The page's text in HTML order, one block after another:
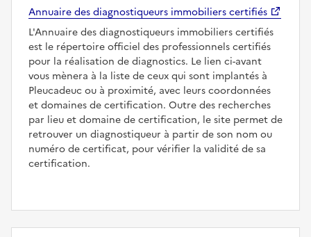
Annuaire des diagnostiqueurs immobiliers certifiés
L'Annuaire des diagnostiqueurs immobiliers certifiés
est le répertoire officiel des professionnels certifiés
pour la réalisation de diagnostics. Le lien ci-avant
vous mènera à la liste de ceux qui sont implantés à
Pleucadeuc ou à proximité, avec leurs coordonnées
et domaines de certification. Outre des recherches
par lieu et domaine de certification, le site permet de
retrouver un diagnostiqueur à partir de son nom ou
numéro de certificat, pour vérifier la validité de sa
certification.